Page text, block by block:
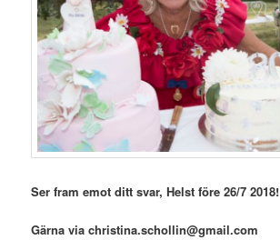
Ser fram emot ditt svar, Helst före 26/7 2018!
Gärna via christina.schollin@gmail.com